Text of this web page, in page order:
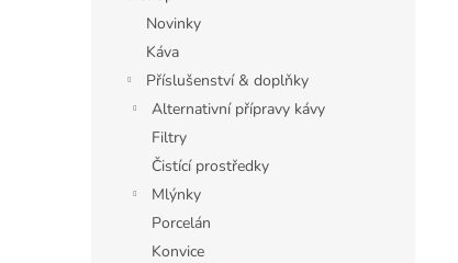
Novinky
Káva
Příslušenství & doplňky
Alternativní přípravy kávy
Filtry
Čistící prostředky
Mlýnky
Porcelán
Konvice